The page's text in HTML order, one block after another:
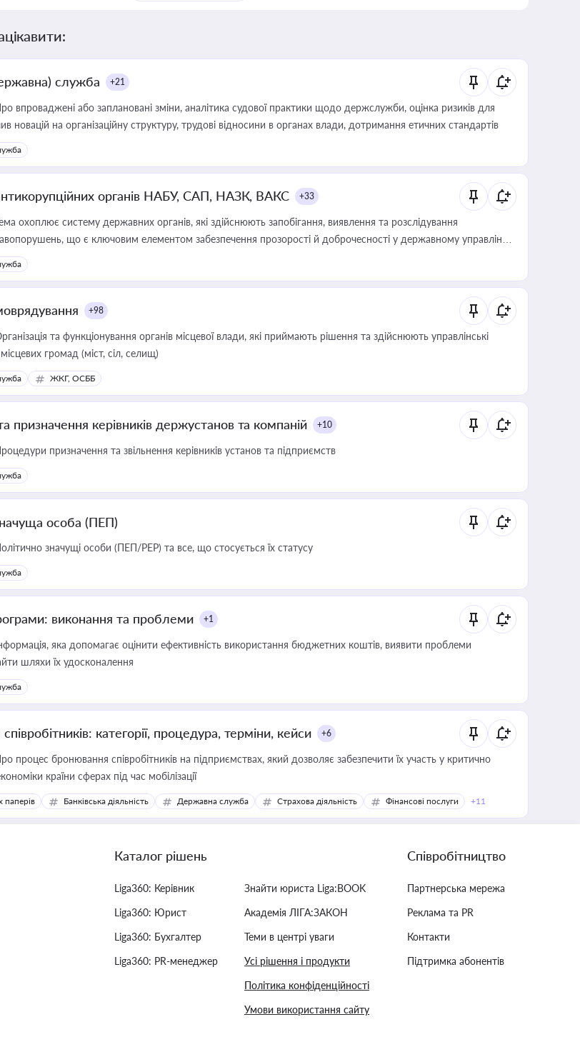
служба +21
впроваджені або заплановані зміни, аналітика судової практики щодо держслужби, оцінка ризиків для
новацій на організаційну структуру, трудові відносини в органах влади, дотримання етичних стандартів
органів НАБУ, САП, НАЗК, ВАКС +33
охоплює систему державних органів, які здійснюють запобігання, виявлення та розслідування
що є ключовим елементом забезпечення прозорості й доброчесності у державному управлінні
+98
та функціонування органів місцевої влади, які приймають рішення та здійснюють управлінські
місцевих громад (міст, сіл, селищ)
ЖКГ, ОСББ
призначення керівників держустанов та компаній +10
призначення та звільнення керівників установ та підприємств
особа (ПЕП)
значущі особи (ПЕП/PEP) та все, що стосується їх статусу
виконання та проблеми +1
яка допомагає оцінити ефективність використання бюджетних коштів, виявити проблеми
шляхи їх удосконалення
категорії, процедура, терміни, кейси +6
процес бронювання співробітників на підприємствах, який дозволяє забезпечити їх участь у критично
країни сферах під час мобілізації
паперів Банківська діяльність Державна служба Страхова діяльність Фінансові послуги +11
Каталог рішень
Liga360: Керівник
Liga360: Юрист
Liga360: Бухгалтер
Liga360: PR-менеджер
Знайти юриста Liga:BOOK
Академія ЛІГА:ЗАКОН
Теми в центрі уваги
Усі рішення і продукти
Політика конфіденційності
Умови використання сайту
Співробітництво
Партнерська мережа
Реклама та PR
Контакти
Підтримка абонентів